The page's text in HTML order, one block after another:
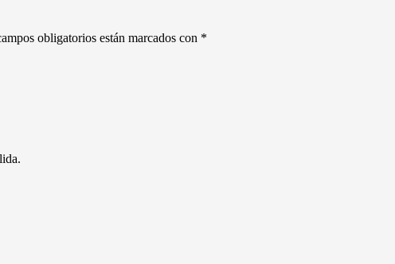
obligatorios están marcados con *